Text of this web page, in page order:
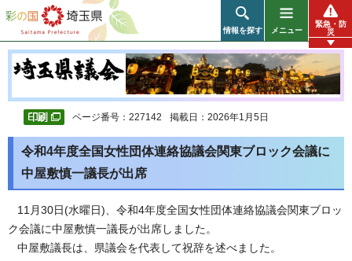
彩の国 埼玉県
情報を探す メニュー
緊急・防
災
ページ番号：227142 掲載日：2026年1月5日
令和4年度全国女性団体連絡協議会関東ブロック会議に
中屋敷慎一議長が出席
11月30日(水曜日)、令和4年度全国女性団体連絡協議会関東ブロッ
ク会議に中屋敷慎一議長が出席しました。
中屋敷議長は、県議会を代表して祝辞を述べました。